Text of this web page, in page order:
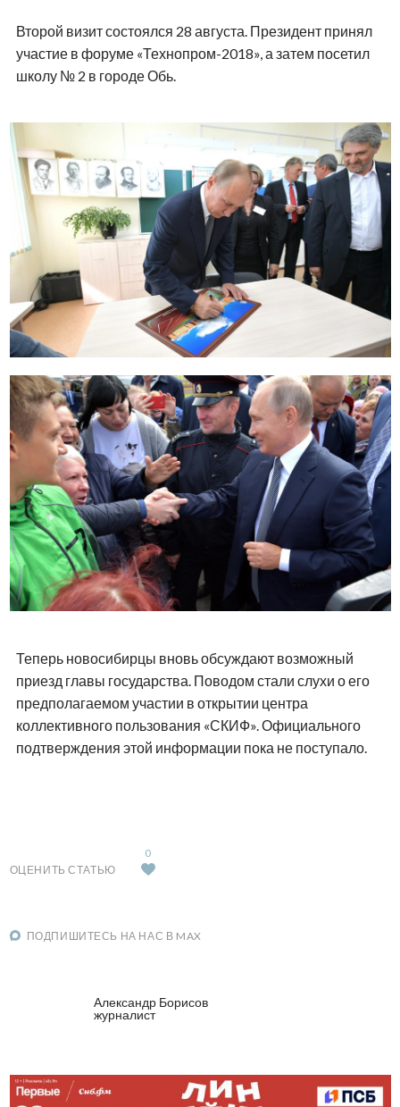
Второй визит состоялся 28 августа. Президент принял
участие в форуме «Технопром-2018», а затем посетил
школу № 2 в городе Обь.
Теперь новосибирцы вновь обсуждают возможный
приезд главы государства. Поводом стали слухи о его
предполагаемом участии в открытии центра
коллективного пользования «СКИФ». Официального
подтверждения этой информации пока не поступало.
ОЦЕНИТЬ СТАТЬЮ
0
ПОДПИШИТЕСЬ НА НАС В MAX
Александр Борисов
журналист